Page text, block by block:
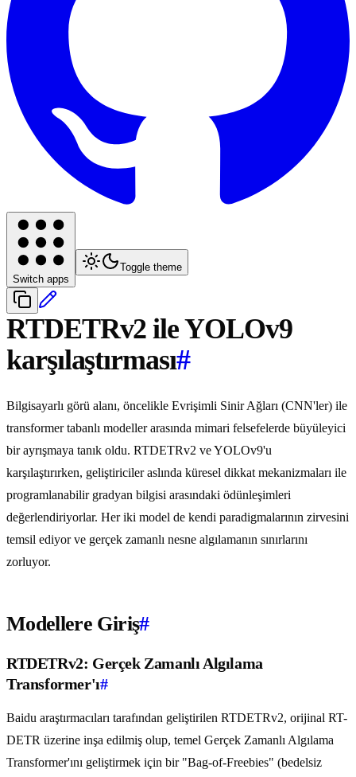
Switch apps
Toggle theme
RTDETRv2 ile YOLOv9
karşılaştırması#
Bilgisayarlı görü alanı, öncelikle Evrişimli Sinir Ağları (CNN'ler) ile
transformer tabanlı modeller arasında mimari felsefelerde büyüleyici
bir ayrışmaya tanık oldu. RTDETRv2 ve YOLOv9'u
karşılaştırırken, geliştiriciler aslında küresel dikkat mekanizmaları ile
programlanabilir gradyan bilgisi arasındaki ödünleşimleri
değerlendiriyorlar. Her iki model de kendi paradigmalarının zirvesini
temsil ediyor ve gerçek zamanlı nesne algılamanın sınırlarını
zorluyor.
Modellere Giriş#
RTDETRv2: Gerçek Zamanlı Algılama
Transformer'ı#
Baidu araştırmacıları tarafından geliştirilen RTDETRv2, orijinal RT-
DETR üzerine inşa edilmiş olup, temel Gerçek Zamanlı Algılama
Transformer'ını geliştirmek için bir "Bag-of-Freebies" (bedelsiz